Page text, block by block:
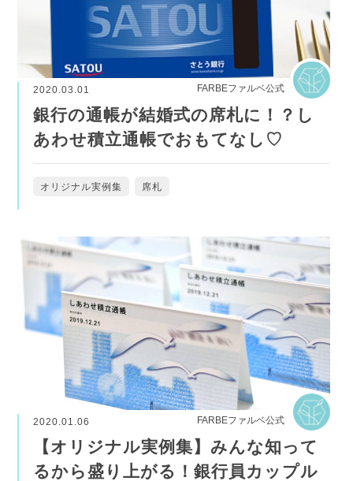
FARBEファルベ公式
2020.03.01
銀行の通帳が結婚式の席札に！？し
あわせ積立通帳でおもてなし♡
オリジナル実例集 席札
FARBEファルベ公式
2020.01.06
【オリジナル実例集】みんな知って
るから盛り上がる！銀行員カップル